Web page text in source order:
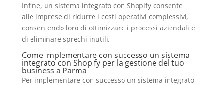
Infine, un sistema integrato con Shopify consente
alle imprese di ridurre i costi operativi complessivi,
consentendo loro di ottimizzare i processi aziendali e
di eliminare sprechi inutili.
Come implementare con successo un sistema
integrato con Shopify per la gestione del tuo
business a Parma
Per implementare con successo un sistema integrato